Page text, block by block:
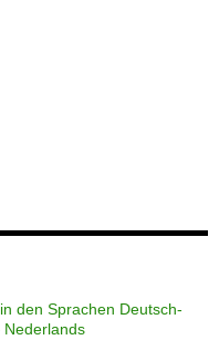
den Sprachen Deutsch-
Nederlands